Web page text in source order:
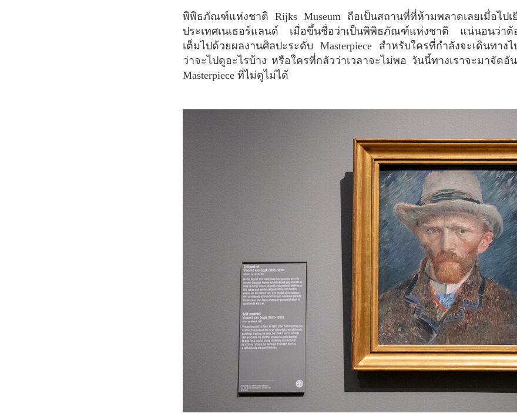
พิพิธภัณฑ์แห่งชาติ Rijks Museum ถือเป็นสถานที่ที่ห้ามพลาดเลยเมื่อไปเยือนกรุงอัมสเตอร์ดัม
ประเทศเนเธอร์แลนด์ เมื่อขึ้นชื่อว่าเป็นพิพิธภัณฑ์แห่งชาติ แน่นอนว่าต้
เต็มไปด้วยผลงานศิลปะระดับ Masterpiece สำหรับใครที่กำลังจะเดินทาง
ว่าจะไปดูอะไรบ้าง หรือใครที่กลัวว่าเวลาจะไม่พอ วันนี้ทางเราจะมาจัด
Masterpiece ที่ไม่ดูไม่ได้